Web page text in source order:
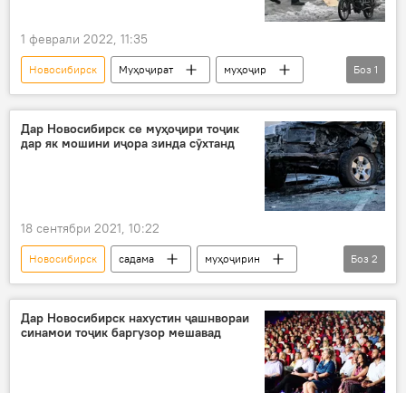
1 феврали 2022, 11:35
Новосибирск Муҳоҷират
муҳоҷир
Дар Русия
Боз 1
Дар Новосибирск се муҳоҷири тоҷик
дар як мошини иҷора зинда сӯхтанд
18 сентябри 2021, 10:22
Новосибирск садама
муҳоҷирин
тоҷик
Дар Русия
Боз 2
Дар Новосибирск нахустин ҷашнвораи
синамои тоҷик баргузор мешавад